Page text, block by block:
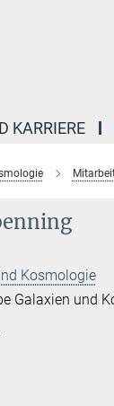
KARRIERE
Kosmologie
Galaxien und